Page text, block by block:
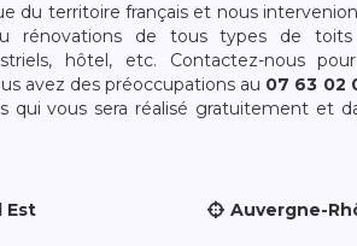
du territoire français et nous
rénovations de tous types de
hôtel, etc. Contactez-nous
avez des préoccupations au 07 63 02
qui vous sera réalisé gratuitement et
Est Auvergne-